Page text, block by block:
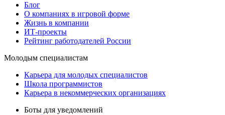
Блог
О компаниях в игровой форме
Жизнь в компании
ИТ-проекты
Рейтинг работодателей России
Молодым специалистам
Карьера для молодых специалистов
Школа программистов
Карьера в некоммерческих организациях
Боты для уведомлений